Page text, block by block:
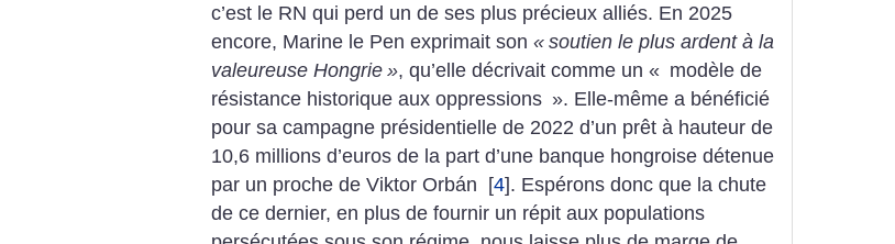
c’est le RN qui perd un de ses plus précieux alliés. En 2025
encore, Marine le Pen exprimait son « soutien le plus ardent à la
valeureuse Hongrie », qu’elle décrivait comme un « modèle de
résistance historique aux oppressions ». Elle-même a bénéficié
pour sa campagne présidentielle de 2022 d’un prêt à hauteur de
10,6 millions d’euros de la part d’une banque hongroise détenue
par un proche de Viktor Orbán [4]. Espérons donc que la chute
de ce dernier, en plus de fournir un répit aux populations